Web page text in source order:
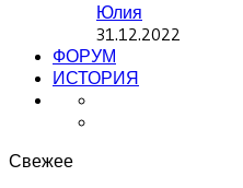
Юлия
31.12.2022
ФОРУМ
ИСТОРИЯ
Свежее